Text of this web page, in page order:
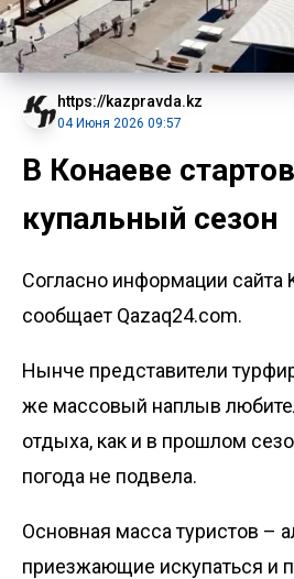
https://kazpravda.kz
04 Июня 2026 09:57
В Конаеве
купальный сезон
Согласно информации сайта
сообщает Qazaq24.com.
Нынче представители
же массовый наплыв
отдыха, как и в прошлом
погода не подвела.
Основная масса туристов –
приезжающие искупаться и